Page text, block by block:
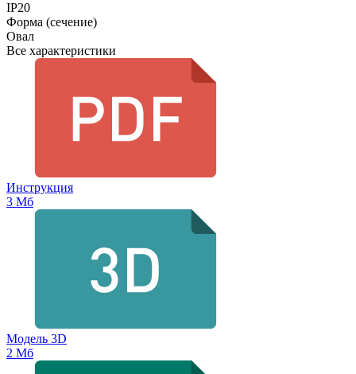
IP20
Форма (сечение)
Овал
Все характеристики
Инструкция
3 Мб
Модель 3D
2 Мб